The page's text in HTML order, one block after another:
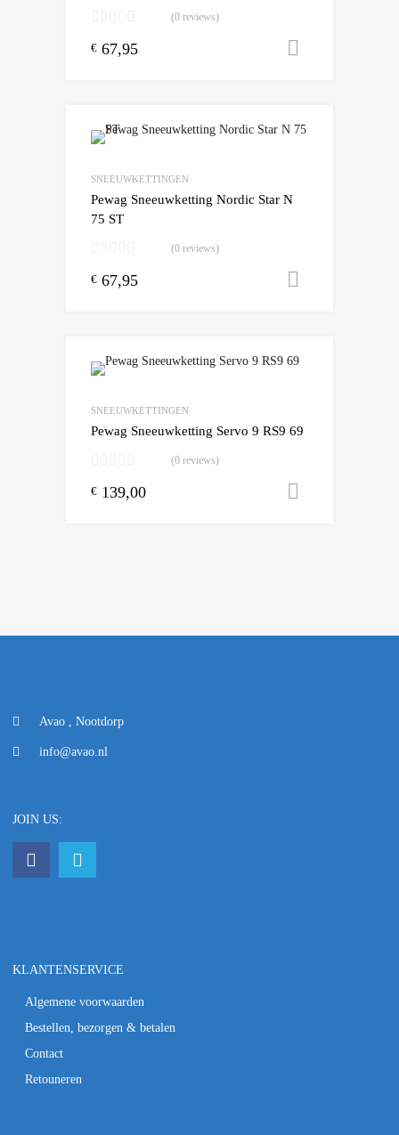
(0 reviews)
€ 67,95
SNEEUWKETTINGEN
Pewag Sneeuwketting Nordic Star N
75 ST
(0 reviews)
€ 67,95
SNEEUWKETTINGEN
Pewag Sneeuwketting Servo 9 RS9 69
(0 reviews)
€ 139,00
Avao , Nootdorp
info@avao.nl
JOIN US:
KLANTENSERVICE
Algemene voorwaarden
Bestellen, bezorgen & betalen
Contact
Retouneren